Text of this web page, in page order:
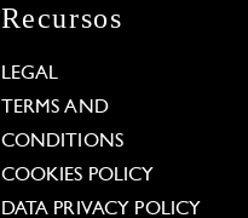
Recursos
LEGAL
TERMS AND
CONDITIONS
COOKIES POLICY
DATA PRIVACY POLICY